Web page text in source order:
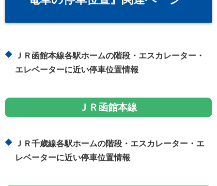
ＪＲ函館本線各駅ホームの階段・エスカレーター・
エレベーターに近い停車位置情報
ＪＲ函館本線
ＪＲ千歳線各駅ホームの階段・エスカレーター・エ
レベーターに近い停車位置情報